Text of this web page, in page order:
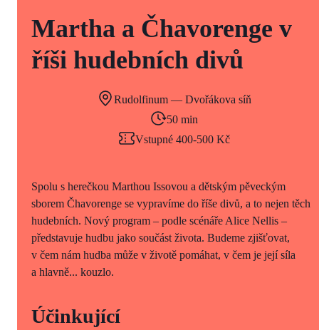
Martha a Čhavorenge v
říši hudebních divů
Rudolfinum — Dvořákova síň
50 min
Vstupné 400-500 Kč
Spolu s herečkou Marthou Issovou a dětským pěveckým
sborem Čhavorenge se vypravíme do říše divů, a to nejen těch
hudebních. Nový program – podle scénáře Alice Nellis –
představuje hudbu jako součást života. Budeme zjišťovat,
v čem nám hudba může v životě pomáhat, v čem je její síla
a hlavně... kouzlo.
Účinkující